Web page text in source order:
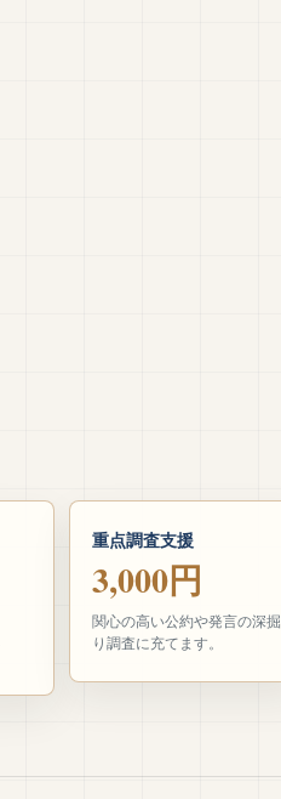
重点調査支援
3,000円
関心の高い公約や発言の深掘
り調査に充てます。